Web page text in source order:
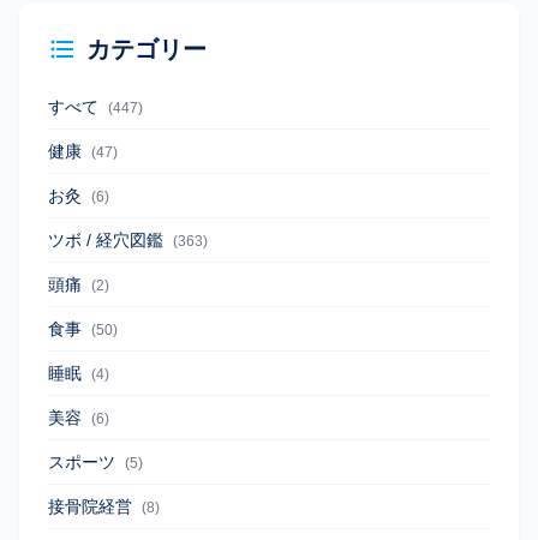
カテゴリー
すべて (447)
健康 (47)
お灸 (6)
ツボ / 経穴図鑑 (363)
頭痛 (2)
食事 (50)
睡眠 (4)
美容 (6)
スポーツ (5)
接骨院経営 (8)